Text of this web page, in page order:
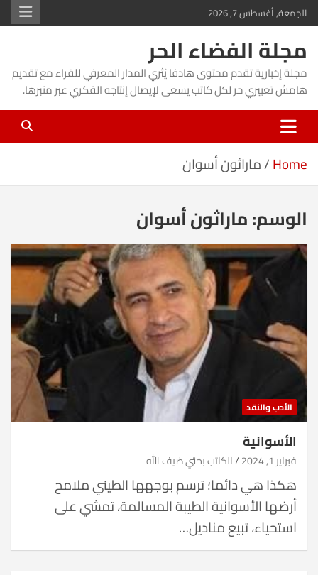
Skip
to
content
الجمعة, أغسطس 7, 2026
مجلة الفضاء الحر
مجلة إخبارية تقدم محتوى هادفا يُثري المدار المعرفي للقراء مع تقديم
هامش تعبيري حر لكل كاتب يسعى لإيصال إنتاجه الفكري عبر منبرها.
Home ماراثون أسوان
الوسم:ماراثون أسوان
الأدب والنقد
الأسوانية
فبراير 1, 2024 الكاتب بختي ضيف الله
هكذا هي دائما؛ ترسم بوجهها الطيني ملامح
أرضها الأسوانية الطيبة المسالمة، تمشي على
استحياء، تبيع مناديل…